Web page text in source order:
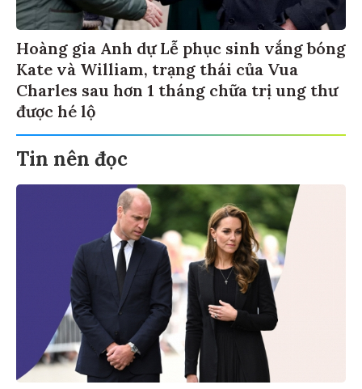
Hoàng gia Anh dự Lễ phục sinh vắng bóng
Kate và William, trạng thái của Vua
Charles sau hơn 1 tháng chữa trị ung thư
được hé lộ
Tin nên đọc